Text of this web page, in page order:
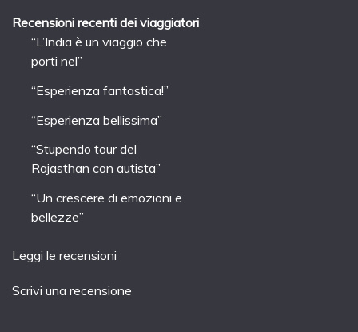
Recensioni recenti dei viaggiatori
“L’India è un viaggio che
porti nel”
“Esperienza fantastica!”
“Esperienza bellissima”
“Stupendo tour del
Rajasthan con autista”
“Un crescere di emozioni e
bellezze”
Leggi le recensioni
Scrivi una recensione